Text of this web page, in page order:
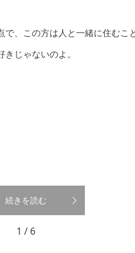
、この方は人と一緒に住むこ
じゃないのよ。
続きを読む
1 / 6